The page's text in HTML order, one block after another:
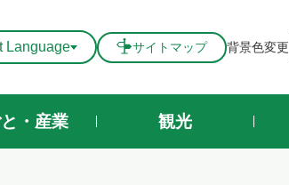
Language サイトマップ 背景色変更
・産業 観光